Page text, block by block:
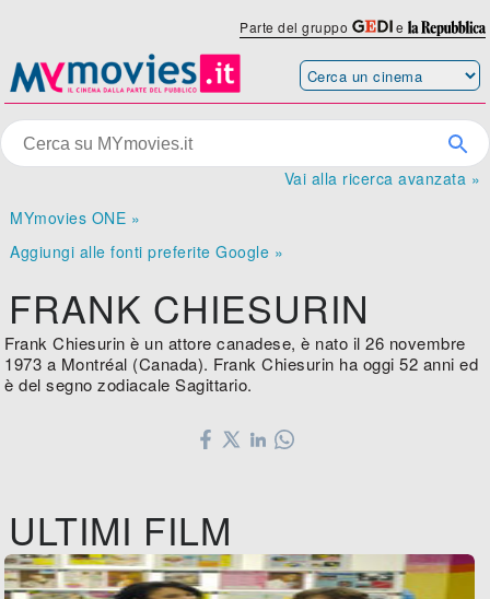
Parte del gruppo e
Vai alla ricerca avanzata »
MYmovies ONE »
Aggiungi alle fonti preferite Google »
FRANK CHIESURIN
Frank Chiesurin è un attore canadese, è nato il 26 novembre
1973 a Montréal (Canada). Frank Chiesurin ha oggi 52 anni ed
è del segno zodiacale Sagittario.
ULTIMI FILM